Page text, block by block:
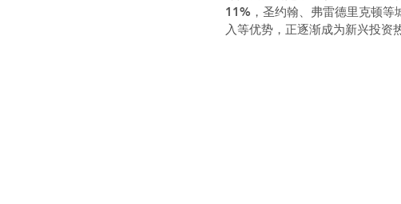
11%，圣约翰、弗雷德里克顿等
入等优势，正逐渐成为新兴投资